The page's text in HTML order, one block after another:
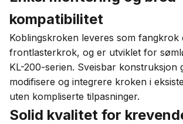
kompatibilitet
Koblingskroken leveres som fangkrok
frontlasterkrok, og er utviklet for
KL-200-serien. Sveisbar konstruksjon
modifisere og integrere kroken i
uten kompliserte tilpasninger.
Solid kvalitet for